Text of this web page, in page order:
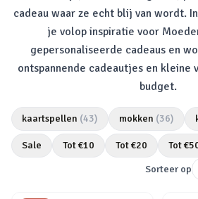
cadeau waar ze echt blij van wordt.
je volop inspiratie voor
gepersonaliseerde cadeaus en
ontspannende cadeautjes en kleine
budget.
kaartspellen (43) mokken (36)
Sale Tot €10 Tot €20 Tot €
Sorteer op